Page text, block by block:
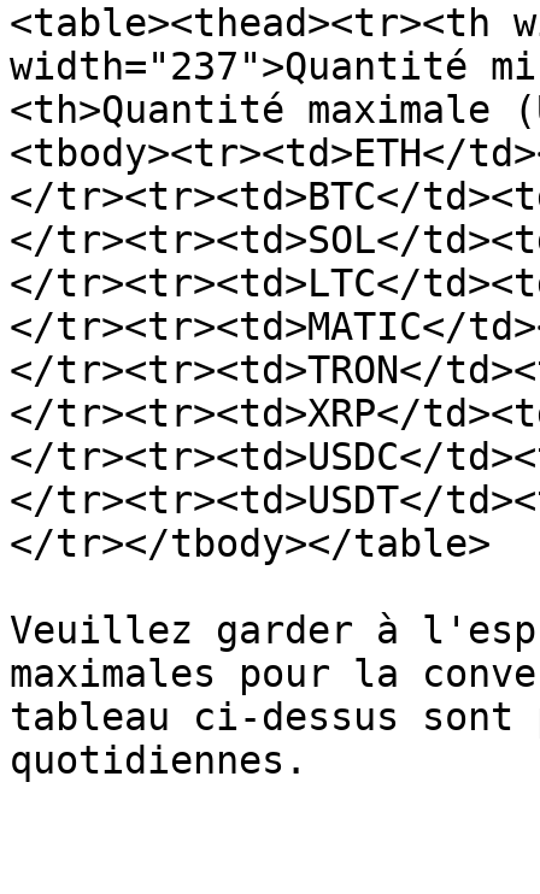
<table><thead><tr><th
width="237">Quantité
<th>Quantité maximale
<tbody><tr><td>ETH</
</tr><tr><td>BTC</
</tr><tr><td>SOL</
</tr><tr><td>LTC</
</tr><tr><td>MATIC</
</tr><tr><td>TRON</
</tr><tr><td>XRP</
</tr><tr><td>USDC</
</tr><tr><td>USDT</
</tr></tbody></table>
Veuillez garder à
maximales pour la
tableau ci-dessus